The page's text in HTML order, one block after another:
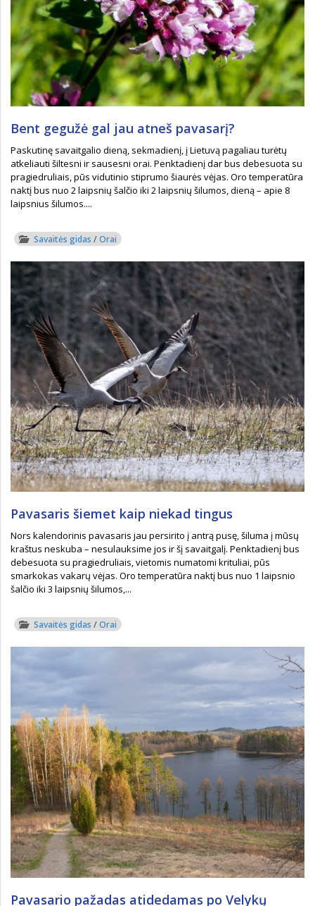
Bent gegužė gal jau atneš pavasarį?
Paskutinę savaitgalio dieną, sekmadienį, į Lietuvą pagaliau turėtų
atkeliauti šiltesni ir sausesni orai. Penktadienį dar bus debesuota su
pragiedruliais, pūs vidutinio stiprumo šiaurės vėjas. Oro temperatūra
naktį bus nuo 2 laipsnių šalčio iki 2 laipsnių šilumos, dieną – apie 8
laipsnius šilumos....
Savaitės gidas /Orai
Pavasaris šiemet kaip niekad tingus
Nors kalendorinis pavasaris jau persirito į antrą pusę, šiluma į mūsų
kraštus neskuba – nesulauksime jos ir šį savaitgalį. Penktadienį bus
debesuota su pragiedruliais, vietomis numatomi krituliai, pūs
smarkokas vakarų vėjas. Oro temperatūra naktį bus nuo 1 laipsnio
šalčio iki 3 laipsnių šilumos,...
Savaitės gidas /Orai
Pavasario pažadas atidedamas po Velykų